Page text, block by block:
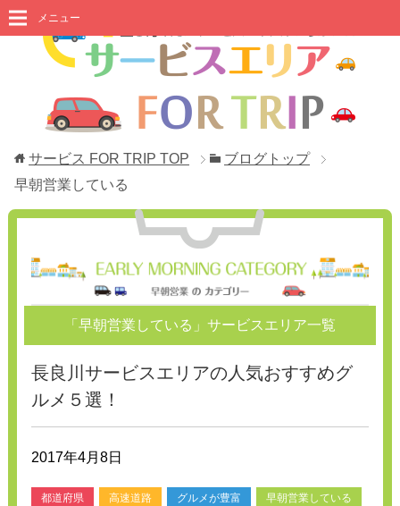
メニュー
サービス FOR TRIP TOP
ブログトップ
早朝営業している
「早朝営業している」サービスエリア一覧
長良川サービスエリアの人気おすすめグ
ルメ５選！
2017年4月8日
都道府県 高速道路 グルメが豊富 早朝営業している